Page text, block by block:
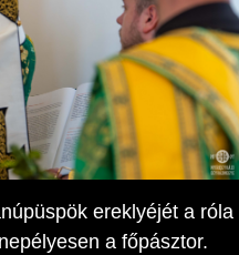
ereklyéjét a róla
a főpásztor.